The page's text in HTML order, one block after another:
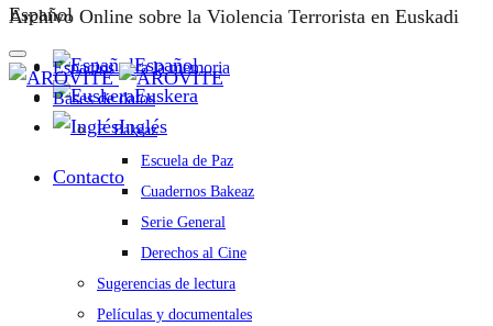
Español
Español
Euskera
Inglés
Contacto
Archivo Online sobre la Violencia Terrorista en Euskadi
Espacios para la memoria
Bases de datos
F. Bakeaz
Escuela de Paz
Cuadernos Bakeaz
Serie General
Derechos al Cine
Sugerencias de lectura
Películas y documentales